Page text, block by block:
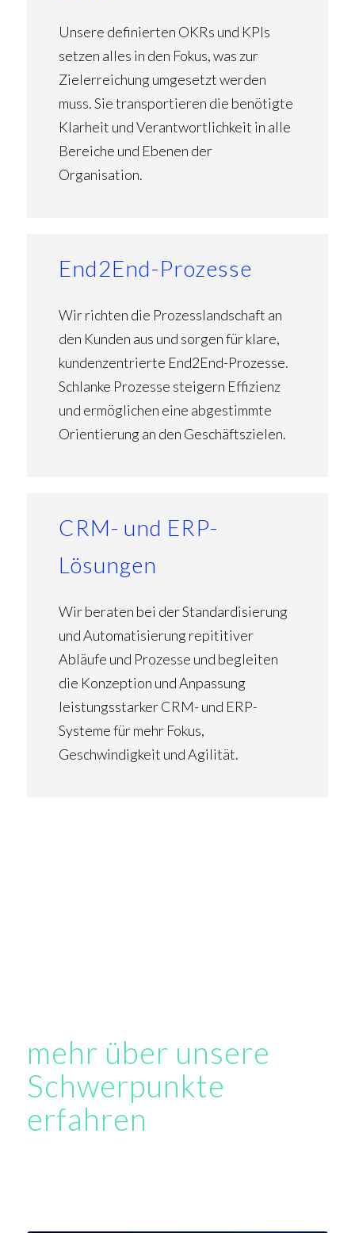
Unsere definierten OKRs und KPIs
setzen alles in den Fokus, was zur
Zielerreichung umgesetzt werden
muss. Sie transportieren die benötigte
Klarheit und Verantwortlichkeit in alle
Bereiche und Ebenen der
Organisation.
End2End-Prozesse
Wir richten die Prozesslandschaft an
den Kunden aus und sorgen für klare,
kundenzentrierte End2End-Prozesse.
Schlanke Prozesse steigern Effizienz
und ermöglichen eine abgestimmte
Orientierung an den Geschäftszielen.
CRM- und ERP-
Lösungen
Wir beraten bei der Standardisierung
und Automatisierung repititiver
Abläufe und Prozesse und begleiten
die Konzeption und Anpassung
leistungsstarker CRM- und ERP-
Systeme für mehr Fokus,
Geschwindigkeit und Agilität.
mehr über unsere
Schwerpunkte
erfahren